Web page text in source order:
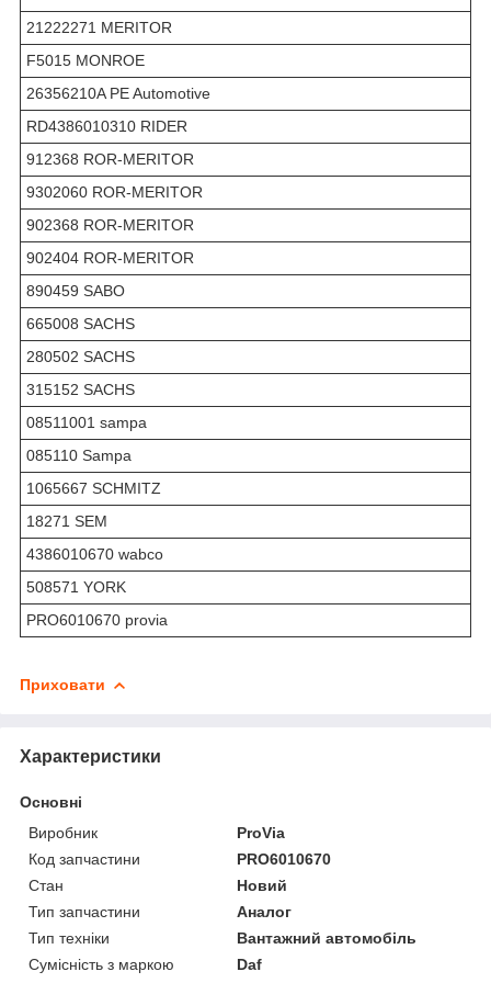
21222271 MERITOR
F5015 MONROE
26356210A PE Automotive
RD4386010310 RIDER
912368 ROR-MERITOR
9302060 ROR-MERITOR
902368 ROR-MERITOR
902404 ROR-MERITOR
890459 SABO
665008 SACHS
280502 SACHS
315152 SACHS
08511001 sampa
085110 Sampa
1065667 SCHMITZ
18271 SEM
4386010670 wabco
508571 YORK
PRO6010670 provia
Приховати
Характеристики
Основні
Виробник
ProVia
Код запчастини
PRO6010670
Стан
Новий
Тип запчастини
Аналог
Тип техніки
Вантажний автомобіль
Сумісність з маркою
Daf